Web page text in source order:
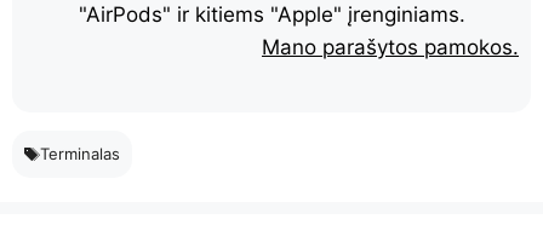
"AirPods" ir kitiems "Apple" įrenginiams.
Mano parašytos pamokos.
Terminalas